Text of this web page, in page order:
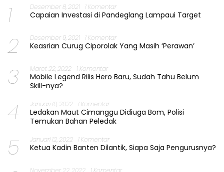
1 Desember 8, 2021 1 Komentar
Capaian Investasi di Pandeglang Lampaui Target
2 Desember 9, 2021 1 Komentar
Keasrian Curug Ciporolak Yang Masih ‘Perawan’
3 Maret 22, 2022 1 Komentar
Mobile Legend Rilis Hero Baru, Sudah Tahu Belum
Skill-nya?
4 Januari 10, 2022 1 Komentar
Ledakan Maut Cimanggu Didiuga Bom, Polisi
Temukan Bahan Peledak
5 Januari 12, 2022 1 Komentar
Ketua Kadin Banten Dilantik, Siapa Saja Pengurusnya?
November 22, 2022 1 Komentar